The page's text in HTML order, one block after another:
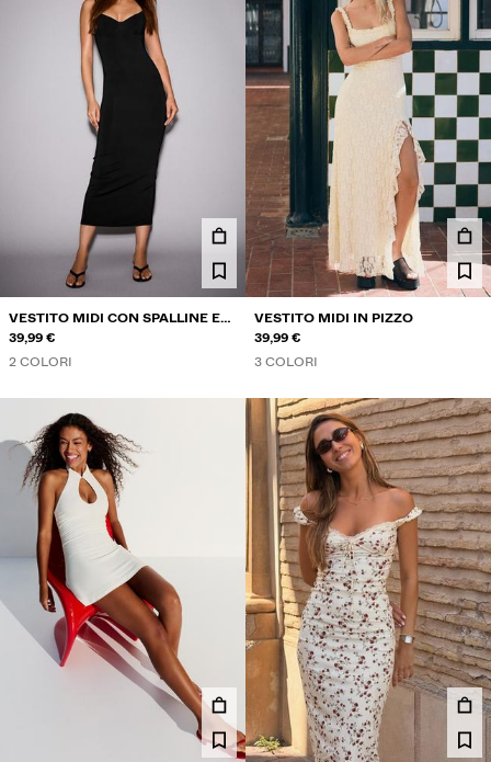
VESTITO MIDI CON SPALLINE E
SCOLLO A CUORE
39,99 €
2 COLORI
VESTITO MIDI IN PIZZO
39,99 €
3 COLORI